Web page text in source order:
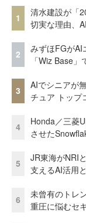
1
清水建設が「
切実な理由、
2
みずほFGがAI
「Wiz Base
3
AIでシニアが
チュア トップ
4
Honda／三菱
させた
5
JR東海がNRI
支えるAI活用
6
未曾有のトレ
重圧に悩むセ